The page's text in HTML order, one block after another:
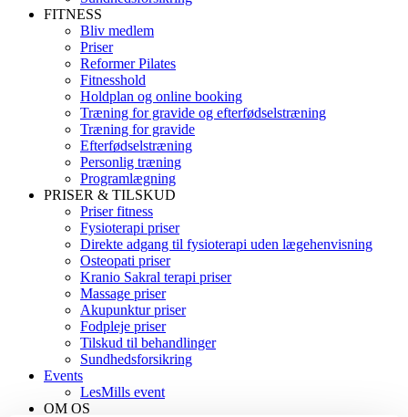
FITNESS
Bliv medlem
Priser
Reformer Pilates
Fitnesshold
Holdplan og online booking
Træning for gravide og efterfødselstræning
Træning for gravide
Efterfødselstræning
Personlig træning
Programlægning
PRISER & TILSKUD
Priser fitness
Fysioterapi priser
Direkte adgang til fysioterapi uden lægehenvisning
Osteopati priser
Kranio Sakral terapi priser
Massage priser
Akupunktur priser
Fodpleje priser
Tilskud til behandlinger
Sundhedsforsikring
Events
LesMills event
OM OS